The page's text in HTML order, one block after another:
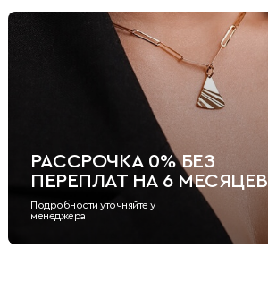
РАССРОЧКА 0% БЕЗ
ПЕРЕПЛАТ НА 6 МЕСЯЦЕВ
Подробности уточняйте у
менеджера